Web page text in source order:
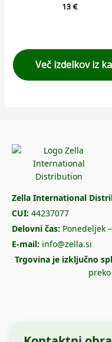
13€
Več izdelkov iz
Zella International
CUI: 44237077
Delovni čas: Ponedeljek
E-mail: info@zella.si
Trgovina je izključno